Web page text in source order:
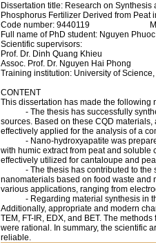
Dissertation title: Research on
Phosphorus Fertilizer Derived from Peat
Code number: 9440119 Major:
Full name of PhD student: Nguyen
Scientific supervisors:
Prof. Dr. Dinh Quang Khieu
Assoc. Prof. Dr. Nguyen Hai Phong
Training institution: University of
CONTENT
This dissertation has made the following
- The thesis has successfully
sources. Based on these CQD
effectively applied for the analysis of a
- Nano-hydroxyapatite was prepared
with humic extract from peat and
effectively utilized for cantaloupe and
- The thesis has contributed to the
nanomaterials based on food waste and
various applications, ranging from
- Regarding material synthesis in
Additionally, appropriate and modern
TEM, FT-IR, EDX, and BET. The
were rational. In summary, the scientific
reliable.